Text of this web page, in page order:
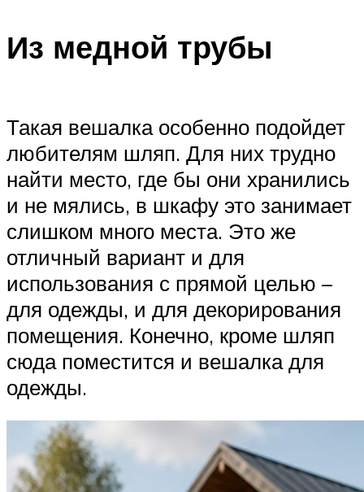
Из медной трубы
Такая вешалка особенно подойдет
любителям шляп. Для них трудно
найти место, где бы они хранились
и не мялись, в шкафу это занимает
слишком много места. Это же
отличный вариант и для
использования с прямой целью –
для одежды, и для декорирования
помещения. Конечно, кроме шляп
сюда поместится и вешалка для
одежды.